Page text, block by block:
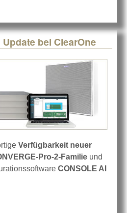
bei ClearOne
Verfügbarkeit neuer
Pro-2-Familie und
CONSOLE AI